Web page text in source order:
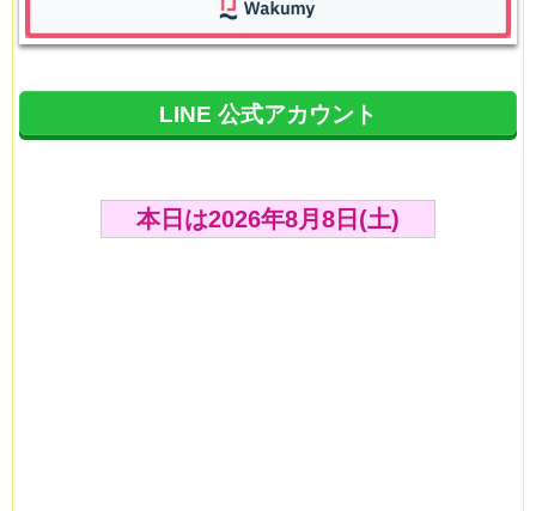
LINE 公式アカウント
本日は2026年8月8日(土)